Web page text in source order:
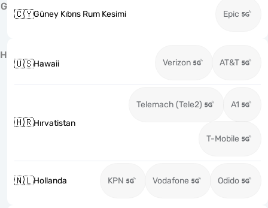
G
🇨🇾Güney Kıbrıs Rum Kesimi Epic
H
🇺🇸Hawaii Verizon AT&T
🇭🇷Hırvatistan
Telemach (Tele2) A1
T-Mobile
🇳🇱Hollanda KPN Vodafone Odido